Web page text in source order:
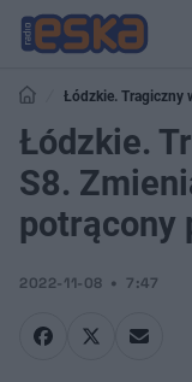
Łódzkie. Tragiczny
ciężarówkę
Łódzkie.
S8.
potrącony
2022-11-08 7:47